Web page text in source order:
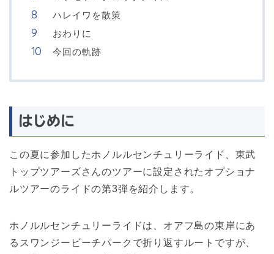
ハレイワを散策
おわりに
今回の軌跡
はじめに
この夏に参加したホノルルセンチュリーライド、東武
トップツアーズさんのツアーに設定されたオプショナ
ルツアーのライドの第3弾を紹介します。
ホノルルセンチュリーライドは、オアフ島の東岸にあ
るスワンジービーチパークで折り返すルートですが、